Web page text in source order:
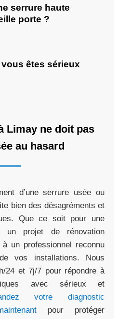
serrure haute
porte ?
êtes sérieux
Limay ne doit pas
au hasard
d’une serrure usée ou
bien des désagréments et
Que ce soit pour une
un projet de rénovation
un professionnel reconnu
vos installations. Nous
24 et 7j/7 pour répondre à
avec sérieux et
votre diagnostic
pour protéger